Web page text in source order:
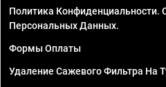
Политика Конфиденциальности.
Персональных Данных.
Формы Оплаты
Удаление Сажевого Фильтра На